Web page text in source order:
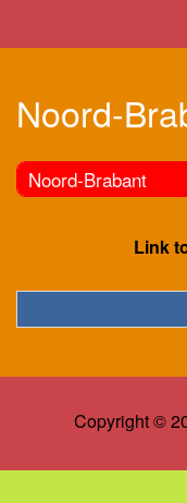
Noord-
Noord-Brabant
Link
Copyright ©